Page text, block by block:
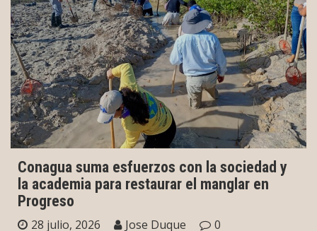
Conagua suma esfuerzos con la sociedad y
la academia para restaurar el manglar en
Progreso
28 julio, 2026 Jose Duque
0